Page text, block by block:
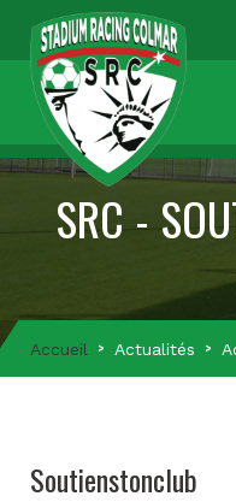
SRC -
Accueil Actualités
Soutienstonclub